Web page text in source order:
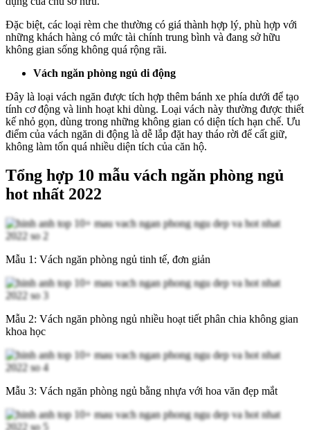
Đặc biệt, các loại rèm che thường có giá thành hợp lý, phù hợp với
những khách hàng có mức tài chính trung bình và đang sở hữu
không gian sống không quá rộng rãi.
Vách ngăn phòng ngủ di động
Đây là loại vách ngăn được tích hợp thêm bánh xe phía dưới để tạo
tính cơ động và linh hoạt khi dùng. Loại vách này thường được thiết
kế nhỏ gọn, dùng trong những không gian có diện tích hạn chế. Ưu
điểm của vách ngăn di động là dễ lắp đặt hay tháo rời để cất giữ,
không làm tốn quá nhiều diện tích của căn hộ.
Tổng hợp 10 mẫu vách ngăn phòng ngủ
hot nhất 2022
Mẫu 1: Vách ngăn phòng ngủ tinh tế, đơn giản
Mẫu 2: Vách ngăn phòng ngủ nhiều hoạt tiết phân chia không gian
khoa học
Mẫu 3: Vách ngăn phòng ngủ bằng nhựa với hoa văn đẹp mắt